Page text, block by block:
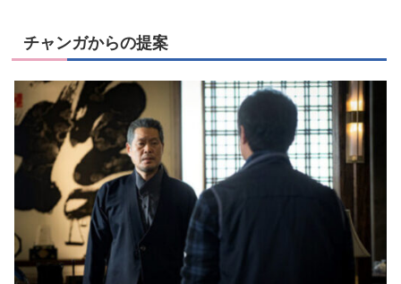
チャンガからの提案